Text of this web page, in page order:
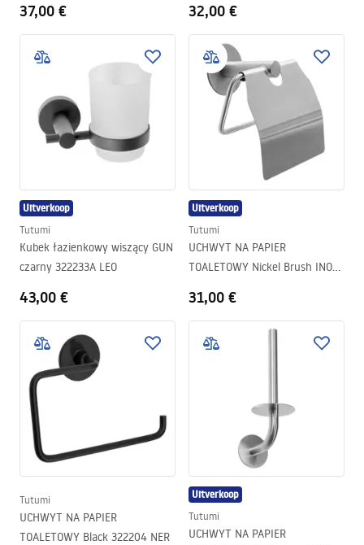
37,00 € 32,00 €
Uitverkoop
Tutumi
Kubek łazienkowy wiszący GUN
czarny 322233A LEO
43,00 €
Uitverkoop
Tutumi
UCHWYT NA PAPIER
TOALETOWY Nickel Brush INOX
31,00 €
Tutumi
UCHWYT NA PAPIER
TOALETOWY Black 322204 NER
Uitverkoop
Tutumi
UCHWYT NA PAPIER